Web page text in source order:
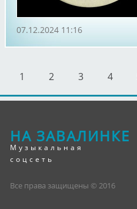
07.12.2024 11:16
1 2 3 4
НА ЗАВАЛИНКЕ
Музыкальная
соцсеть
Все права защищены © 2016